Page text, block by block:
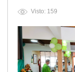
Visto: 159
Noticias
Obras
Asambleas
Convenios
Eventos